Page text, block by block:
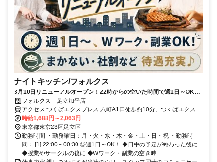
ナイトキッチン/フォルクス
3月10日リニューアルオープン！22時からの空いた時間で週1日～OK！
Wワーク・副業OK！未経験＆初バイトも大歓迎！まかない＆割引券(グ
ループ全店で利用OK)など嬉しい待遇あり♪飲食店のキッチンのお仕事。
フォルクス 足立加平店
アクセス つくばエクスプレス 六町A1口徒歩約10分、つくばエクスプ
レス 青井A2口徒歩約10分、東京メトロ千代田線 北綾瀬1番口徒歩約
17分 六町駅から徒歩10分、青井駅から徒歩10分
時給1,688円～2,063円
東京都東京23区足立区
勤務時間 ・勤務曜日：月・火・水・木・金・土・日・祝 ・勤務時
間： [1] 22:00～00:30 ◎週1日～OK！ ◆日中の予定が終わった後に
◆授業やサークルの後に ◆Wワーク・副業の空き時...